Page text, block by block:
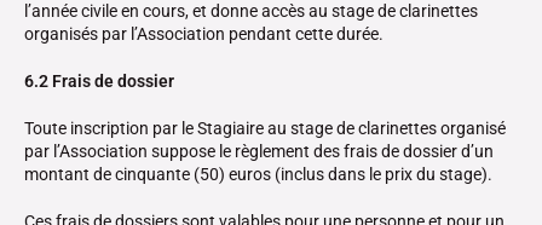
l’année civile en cours, et donne accès au stage de clarinettes
organisés par l’Association pendant cette durée.
6.2 Frais de dossier
Toute inscription par le Stagiaire au stage de clarinettes organisé
par l’Association suppose le règlement des frais de dossier d’un
montant de cinquante (50) euros (inclus dans le prix du stage).